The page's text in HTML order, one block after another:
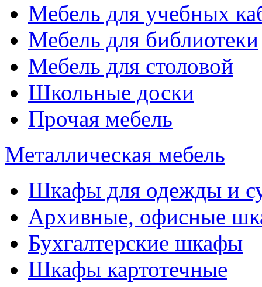
Мебель для учебных
Мебель для библиотеки
Мебель для столовой
Школьные доски
Прочая мебель
Металлическая мебель
Шкафы для одежды и
Архивные, офисные
Бухгалтерские шкафы
Шкафы картотечные